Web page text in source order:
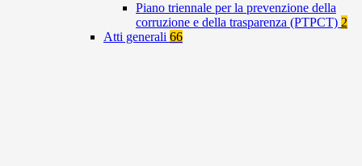
Piano triennale per la prevenzione della
corruzione e della trasparenza (PTPCT) 2
Atti generali 66